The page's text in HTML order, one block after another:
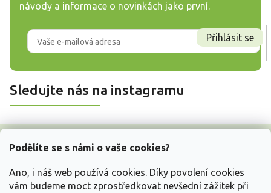
Podělíte se s námi o vaše cookies?
Ano, i náš web používá cookies. Díky povolení cookies
vám budeme moct zprostředkovat nevšední zážitek při
návody a informace o novinkách jako první.
Přihlásit se
Sledujte nás na instagramu
Z